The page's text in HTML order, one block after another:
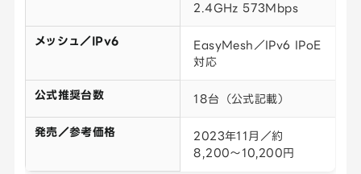
2.4GHz 573Mbps
メッシュ／IPv6
EasyMesh／IPv6 IPoE
対応
公式推奨台数 18台（公式記載）
発売／参考価格
2023年11月／約
8,200〜10,200円